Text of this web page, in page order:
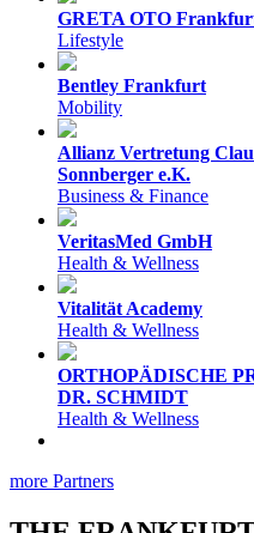
GRETA OTO
Lifestyle
Bentley Frankfurt
Mobility
Allianz Vertretung
Sonnberger e.K.
Business & Finance
VeritasMed GmbH
Health & Wellness
Vitalität Academy
Health & Wellness
ORTHOPÄDISCHE
DR. SCHMIDT
Health & Wellness
more Partners